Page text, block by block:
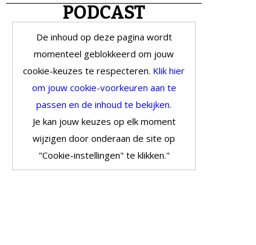
PODCAST
De inhoud op deze pagina wordt
momenteel geblokkeerd om jouw
cookie-keuzes te respecteren. Klik hier
om jouw cookie-voorkeuren aan te
passen en de inhoud te bekijken.
Je kan jouw keuzes op elk moment
wijzigen door onderaan de site op
"Cookie-instellingen" te klikken."